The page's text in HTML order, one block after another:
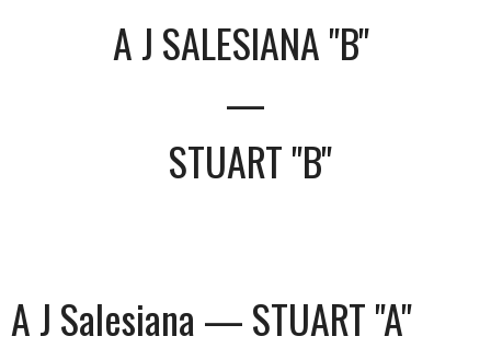
A J SALESIANA "B"
—
STUART "B"
A J Salesiana — STUART "A"